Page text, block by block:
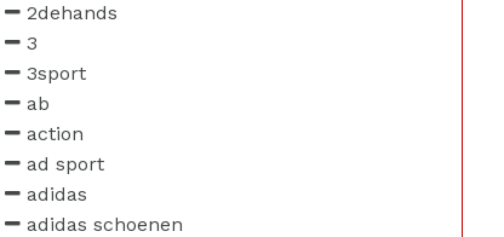
2dehands
3
3sport
ab
action
ad sport
adidas
adidas schoenen